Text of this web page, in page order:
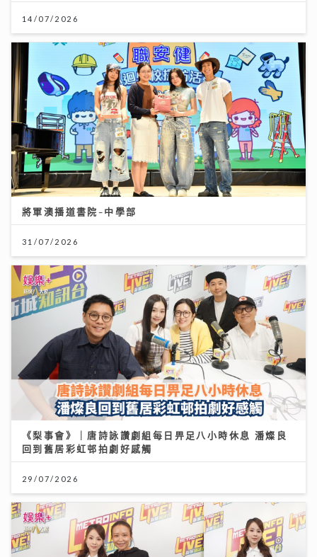
14/07/2026
將軍澳播道書院-中學部
31/07/2026
《梨事會》｜唐詩詠讚劇組每日畀足八小時休息 潘燦良
回到舊居彩虹邨拍劇好感觸
29/07/2026